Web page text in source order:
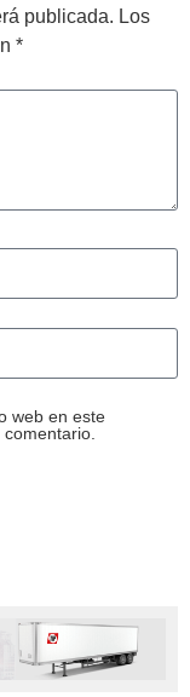
publicada. Los
*
web en este